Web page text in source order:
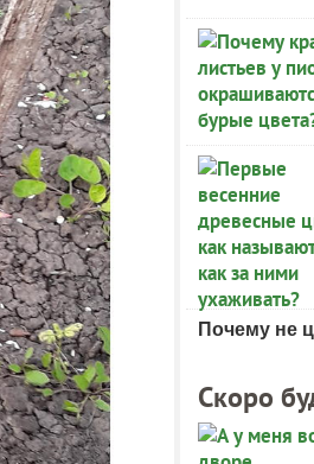
Почему не
Скоро